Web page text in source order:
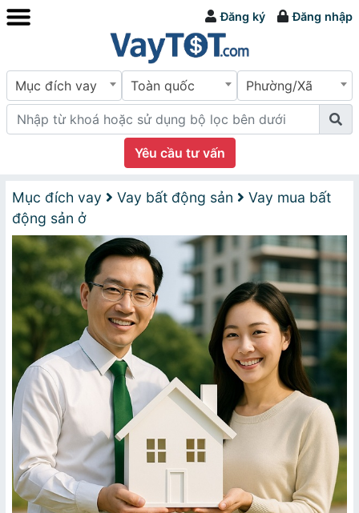
Đăng ký Đăng nhập
Mục đích vay Toàn quốc Phường/Xã
Yêu cầu tư vấn
Mục đích vay Vay bất động sản
Vay mua bất
động sản ở